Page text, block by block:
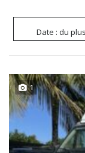
Date : du
1